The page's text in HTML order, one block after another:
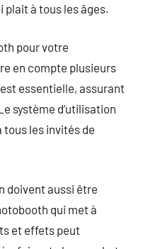
à tous les âges.
pour votre
en compte plusieurs
essentielle, assurant
système d’utilisation
les invités de
doivent aussi être
qui met à
et effets peut